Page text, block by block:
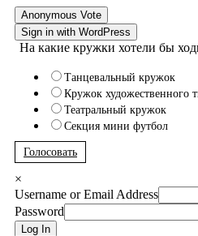
Anonymous Vote
Sign in with WordPress
На какие кружки хотели бы
Танцевальный кружок
Кружок художественного
Театральный кружок
Секция мини футбол
Голосовать
×
Username or Email Address
Password
Log In